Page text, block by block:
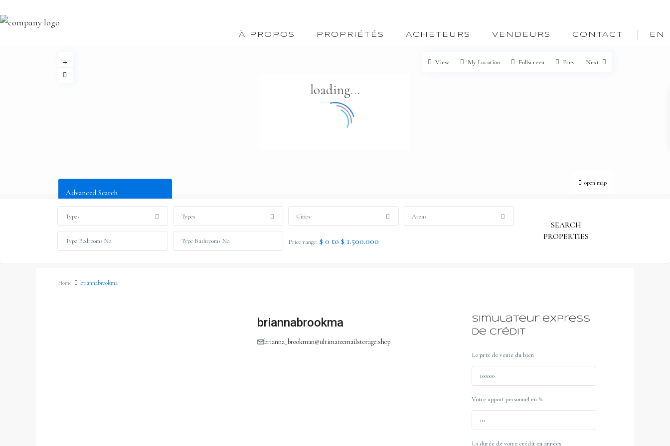
À PROPOS PROPRIÉTÉS ACHETEURS VENDEURS CONTACT EN
loading...
open map
View My Location Fullscreen Prev Next
Advanced Search
Types Types Cities Areas
Price range: $ 0 to $ 1.500.000
Home briannabrookma
briannabrookma
brianna_brookman@ultimateemailstorage.shop
Simulateur express
de crédit
Le prix de vente du bien
Votre apport personnel en %
La durée de votre crédit en années